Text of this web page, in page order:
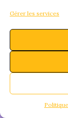
Gérer les services